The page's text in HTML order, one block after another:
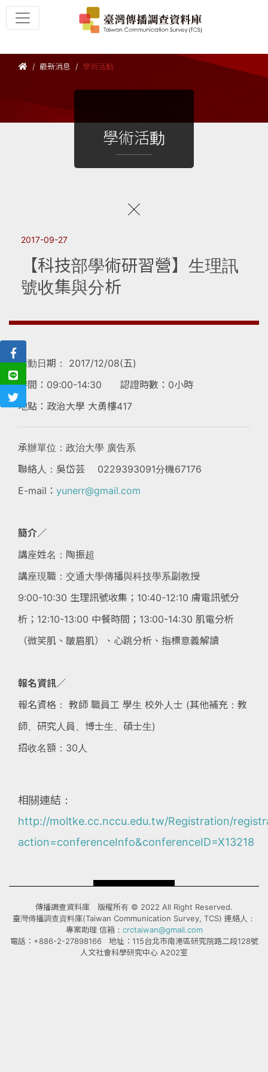
最新消息 學術活動
學術活動
2017-09-27
【科技部學術研習營】生理訊
號收集與分析
活動日期： 2017/12/08(五)
時間：09:00-14:30 認證時數：0小時
地點：政治大學 大勇樓417
承辦單位：政治大學 廣告系
聯絡人：吳岱芸 0229393091分機67176
E-mail： yunerr@gmail.com
簡介∕
講座姓名：陶振超
講座現職：交通大學傳播與科技學系副教授
9:00-10:30 生理訊號收集；10:40-12:10 膚電訊號分
析；12:10-13:00 中餐時間；13:00-14:30 肌電分析
（微笑肌、皺眉肌）、心跳分析、指標意義解讀
報名資訊∕
報名資格： 教師 職員工 學生 校外人士 (其他補充：教
師、研究人員、博士生、碩士生)
招收名額：30人
相關連結：
http://moltke.cc.nccu.edu.tw/Registration/
action=conferenceInfo&conferenceID=X13218
傳播調查資料庫 版權所有 © 2022 All Right Reserved.
臺灣傳播調查資料庫(Taiwan Communication Survey, TCS) 連絡人：
專案助理 信箱： crctaiwan@gmail.com
電話：+886-2-27898166 地址：115台北市南港區研究院路二段128號
人文社會科學研究中心 A202室